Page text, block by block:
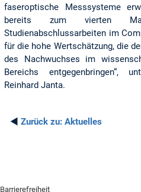
faseroptische Messsysteme
bereits zum vierten
Studienabschlussarbeiten im
für die hohe Wertschätzung, die
des Nachwuchses im
Bereichs entgegenbringen“,
Reinhard Janta.
◄ Zurück zu: Aktuelles
Barrierefreiheit